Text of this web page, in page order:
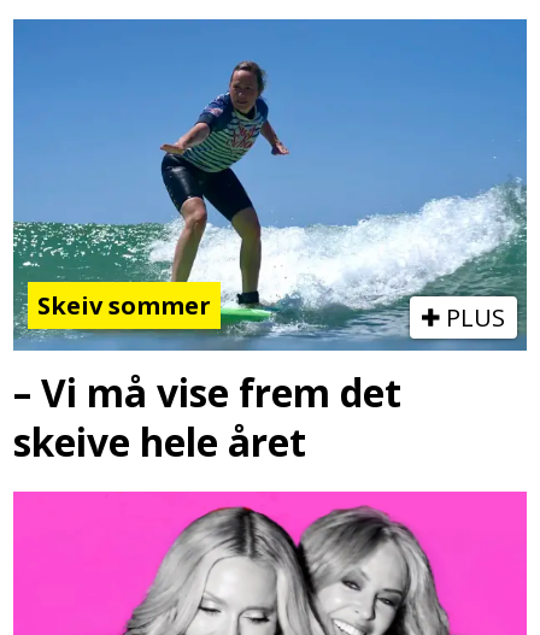
Skeiv sommer PLUS
– Vi må vise frem det
skeive hele året